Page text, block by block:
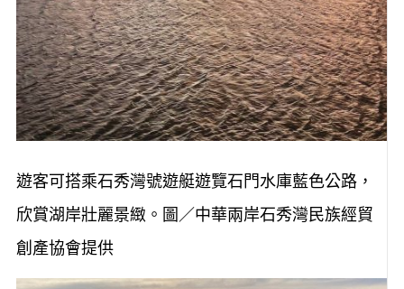
遊客可搭乘石秀灣號遊艇遊覽石門水庫藍色公路，
欣賞湖岸壯麗景緻。圖／中華兩岸石秀灣民族經貿